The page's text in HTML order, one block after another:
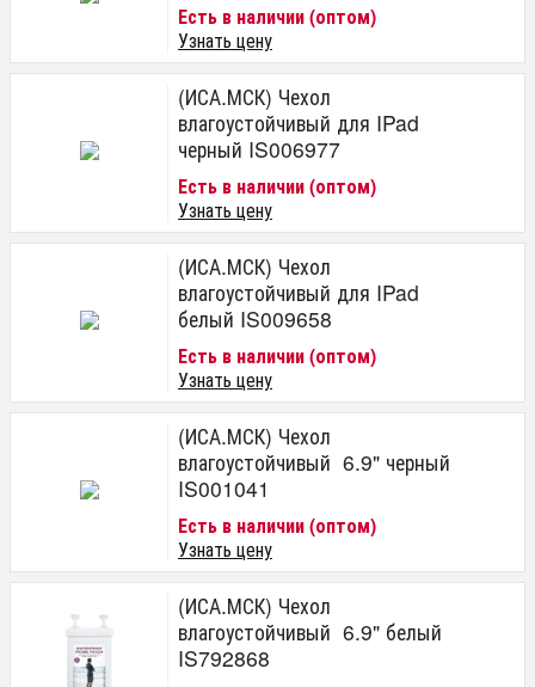
Есть в наличии (оптом)
Узнать цену
(ИСА.МСК) Чехол
влагоустойчивый для IPad
черный IS006977
Есть в наличии (оптом)
Узнать цену
(ИСА.МСК) Чехол
влагоустойчивый для IPad
белый IS009658
Есть в наличии (оптом)
Узнать цену
(ИСА.МСК) Чехол
влагоустойчивый 6.9" черный
IS001041
Есть в наличии (оптом)
Узнать цену
(ИСА.МСК) Чехол
влагоустойчивый 6.9" белый
IS792868